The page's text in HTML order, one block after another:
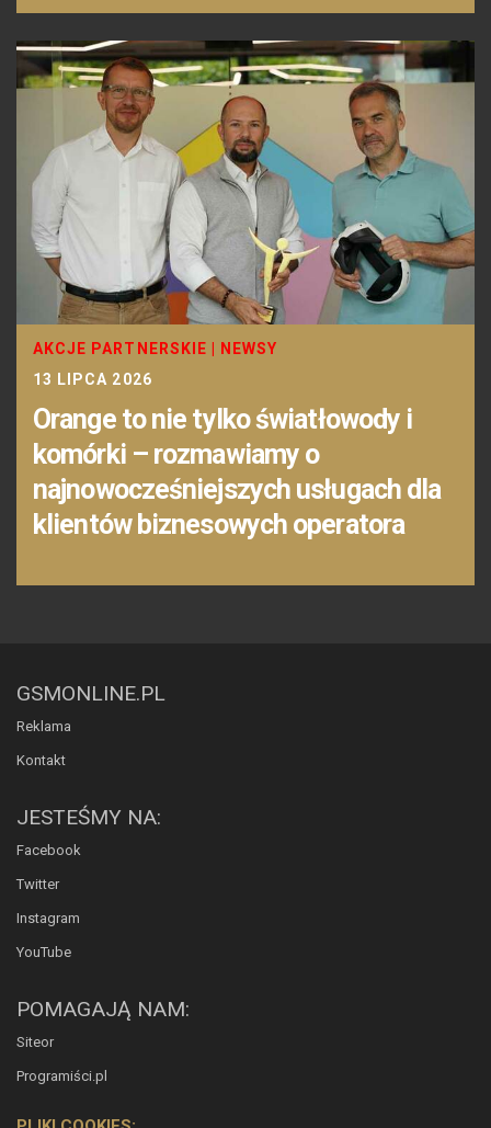
AKCJE PARTNERSKIE
NEWSY
13 LIPCA 2026
Orange to nie tylko światłowody i
komórki – rozmawiamy o
najnowocześniejszych usługach dla
klientów biznesowych operatora
GSMONLINE.PL
Reklama
Kontakt
JESTEŚMY NA:
Facebook
Twitter
Instagram
YouTube
POMAGAJĄ NAM:
Siteor
Programiści.pl